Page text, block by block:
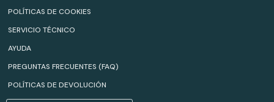
POLÍTICAS DE COOKIES
SERVICIO TÉCNICO
AYUDA
PREGUNTAS FRECUENTES (FAQ)
POLÍTICAS DE DEVOLUCIÓN